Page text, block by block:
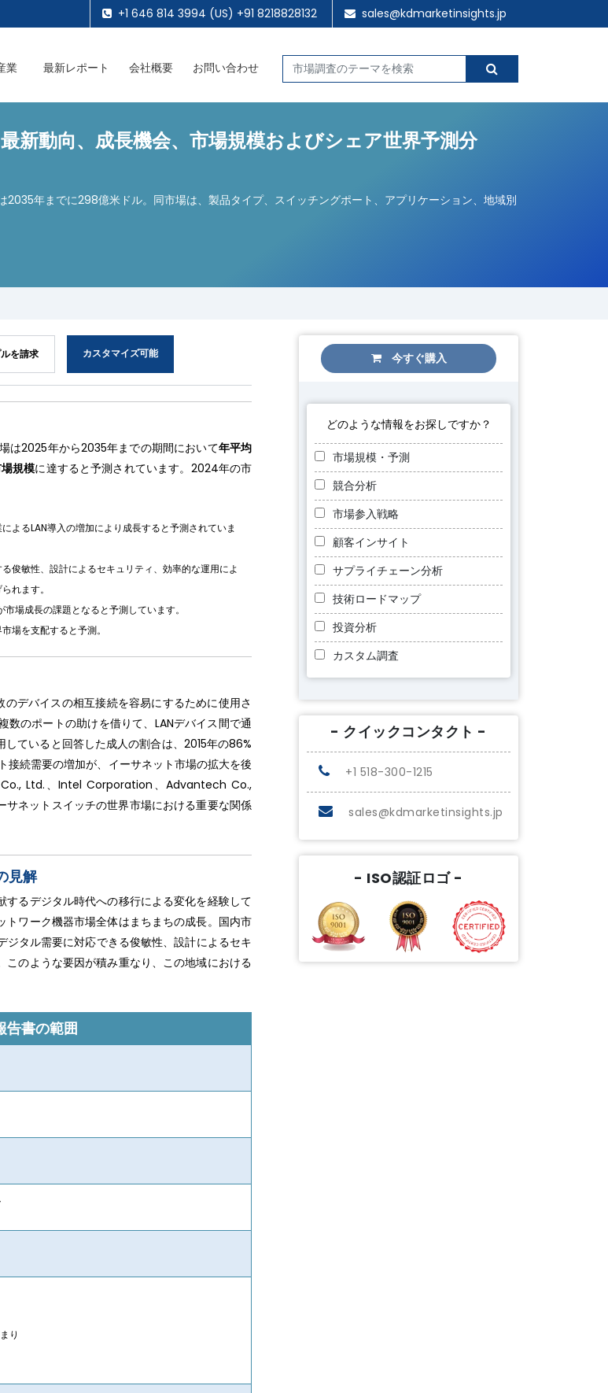
+1 646 814 3994 (US) +91 8218828132 sales@kdmarketinsights.jp
業 最新レポート 会社概要 お問い合わせ
新動向、成長機会、市場規模およびシェア世界予測分
年までに298億米ドル。同市場は、製品タイプ、スイッチングポート、アプリケーション、地域別
を請求 カスタマイズ可能
は2025年から2035年までの期間において年平均
規模に達すると予測されています。2024年の市
よるLAN導入の増加により成長すると予測されていま
俊敏性、設計によるセキュリティ、効率的な運用によ
れます。
場成長の課題となると予測しています。
場を支配すると予測。
デバイスの相互接続を容易にするために使用さ
のポートの助けを借りて、LANデバイス間で通
ていると回答した成人の割合は、2015年の86%
続需要の増加が、イーサネット市場の拡大を後
Ltd.、Intel Corporation、Advantech Co.,
ネットスイッチの世界市場における重要な関係
見解
るデジタル時代への移行による変化を経験して
ワーク機器市場全体はまちまちの成長。国内市
ジタル需要に対応できる俊敏性、設計によるセキ
のような要因が積み重なり、この地域における
告書の範囲
り
今すぐ購入
どのような情報をお探しですか？
市場規模・予測
競合分析
市場参入戦略
顧客インサイト
サプライチェーン分析
技術ロードマップ
投資分析
カスタム調査
- クイックコンタクト -
+1 518-300-1215
sales@kdmarketinsights.jp
- ISO認証ロゴ -